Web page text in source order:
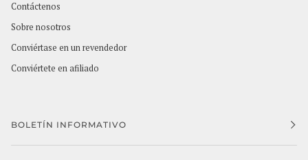
Contáctenos
Sobre nosotros
Conviértase en un revendedor
Conviértete en afiliado
BOLETÍN INFORMATIVO